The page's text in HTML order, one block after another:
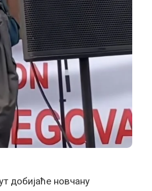
добијаће новчану